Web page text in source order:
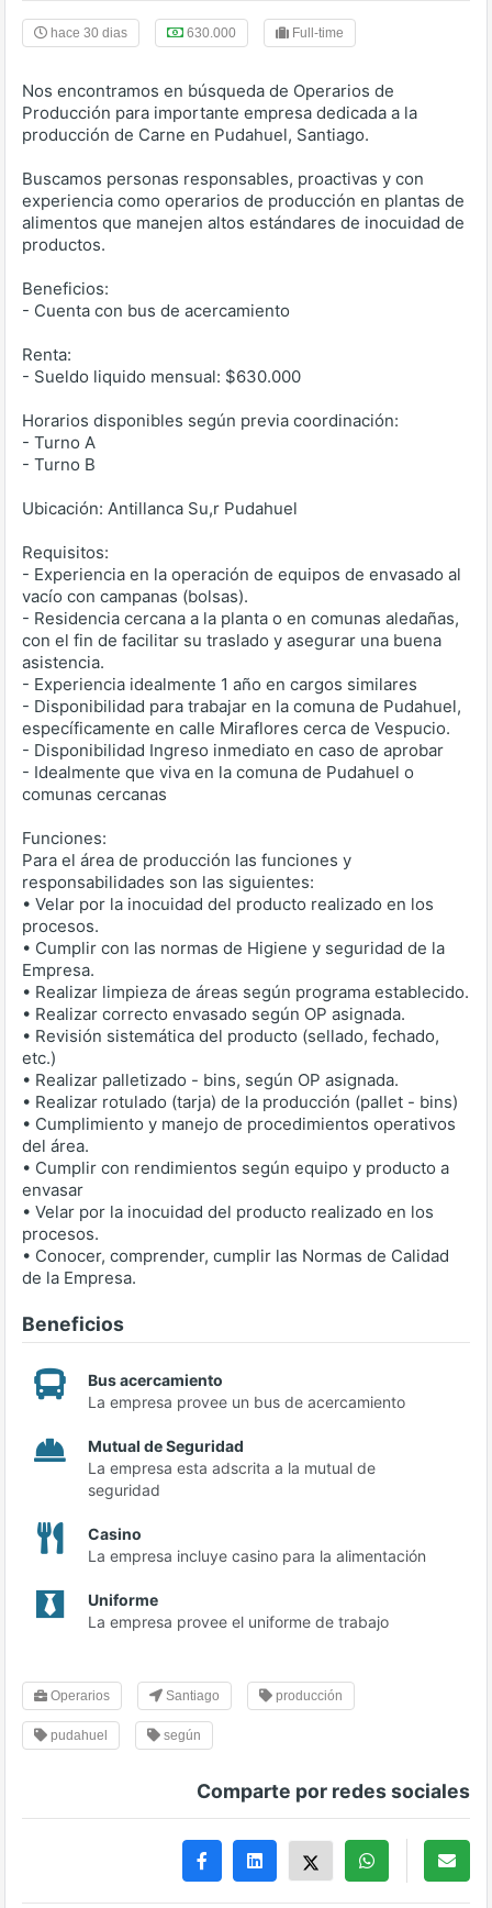
hace 30 dias 630.000 Full-time
Nos encontramos en búsqueda de Operarios de
Producción para importante empresa dedicada a la
producción de Carne en Pudahuel, Santiago.
Buscamos personas responsables, proactivas y con
experiencia como operarios de producción en plantas de
alimentos que manejen altos estándares de inocuidad de
productos.
Beneficios:
- Cuenta con bus de acercamiento
Renta:
- Sueldo liquido mensual: $630.000
Horarios disponibles según previa coordinación:
- Turno A
- Turno B
Ubicación: Antillanca Su,r Pudahuel
Requisitos:
- Experiencia en la operación de equipos de envasado al
vacío con campanas (bolsas).
- Residencia cercana a la planta o en comunas aledañas,
con el fin de facilitar su traslado y asegurar una buena
asistencia.
- Experiencia idealmente 1 año en cargos similares
- Disponibilidad para trabajar en la comuna de Pudahuel,
específicamente en calle Miraflores cerca de Vespucio.
- Disponibilidad Ingreso inmediato en caso de aprobar
- Idealmente que viva en la comuna de Pudahuel o
comunas cercanas
Funciones:
Para el área de producción las funciones y
responsabilidades son las siguientes:
• Velar por la inocuidad del producto realizado en los
procesos.
• Cumplir con las normas de Higiene y seguridad de la
Empresa.
• Realizar limpieza de áreas según programa establecido.
• Realizar correcto envasado según OP asignada.
• Revisión sistemática del producto (sellado, fechado,
etc.)
• Realizar palletizado - bins, según OP asignada.
• Realizar rotulado (tarja) de la producción (pallet - bins)
• Cumplimiento y manejo de procedimientos operativos
del área.
• Cumplir con rendimientos según equipo y producto a
envasar
• Velar por la inocuidad del producto realizado en los
procesos.
• Conocer, comprender, cumplir las Normas de Calidad
de la Empresa.
Beneficios
Bus acercamiento
La empresa provee un bus de acercamiento
Mutual de Seguridad
La empresa esta adscrita a la mutual de
seguridad
Casino
La empresa incluye casino para la alimentación
Uniforme
La empresa provee el uniforme de trabajo
Operarios Santiago producción
pudahuel según
Comparte por redes sociales